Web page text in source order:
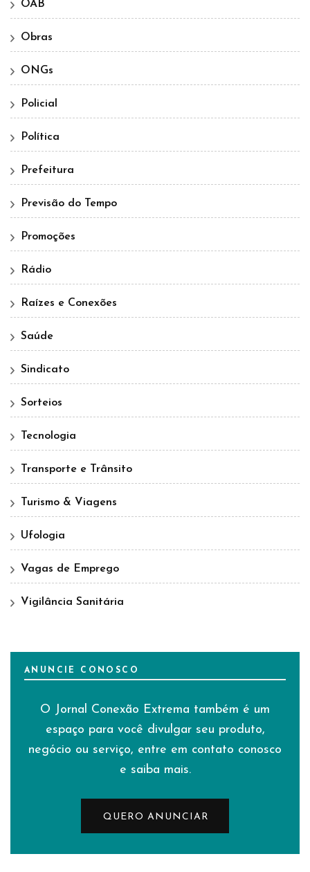
OAB
Obras
ONGs
Policial
Política
Prefeitura
Previsão do Tempo
Promoções
Rádio
Raízes e Conexões
Saúde
Sindicato
Sorteios
Tecnologia
Transporte e Trânsito
Turismo & Viagens
Ufologia
Vagas de Emprego
Vigilância Sanitária
ANUNCIE CONOSCO
O Jornal Conexão Extrema também é um
espaço para você divulgar seu produto,
negócio ou serviço, entre em contato conosco
e saiba mais.
QUERO ANUNCIAR